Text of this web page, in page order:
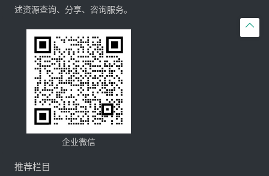

述资源查询、分享、咨询服务。
企业微信
推荐栏目